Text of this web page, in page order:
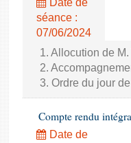
Date de
séance :
07/06/2024
1. Allocution de
2.
3. Ordre du jour
Compte rendu
Date de